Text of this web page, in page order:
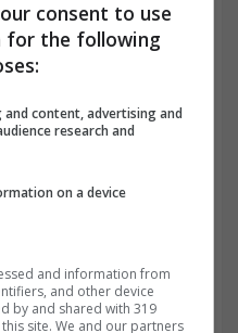
più di un decennio
consent to use
for the following
content, advertising and
research and
on a device
and information from
and other device
by and shared with 319
site. We and our partners